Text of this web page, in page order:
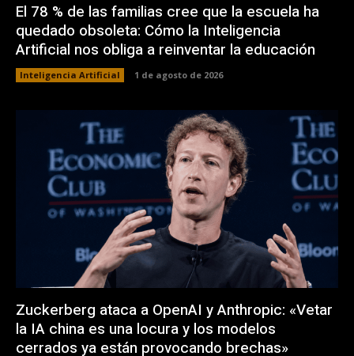
El 78 % de las familias cree que la escuela ha
quedado obsoleta: Cómo la Inteligencia
Artificial nos obliga a reinventar la educación
Inteligencia Artificial 1 de agosto de 2026
Zuckerberg ataca a OpenAI y Anthropic: «Vetar
la IA china es una locura y los modelos
cerrados ya están provocando brechas»